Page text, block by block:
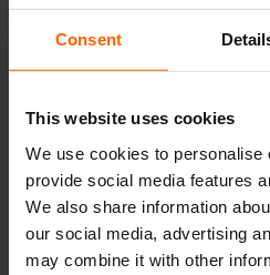
Consent
This website uses cookies
We use cookies to personalise
provide social media features
We also share information
our social media, advertising
may combine it with other
betonmallen.
Bovenplaten
Hijsmiddelen
Handling equipment
Accessoires